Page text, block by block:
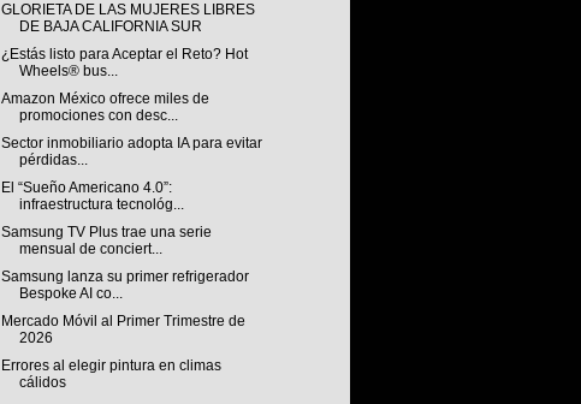
GLORIETA DE LAS MUJERES LIBRES
DE BAJA CALIFORNIA SUR
¿Estás listo para Aceptar el Reto? Hot
Wheels® bus...
Amazon México ofrece miles de
promociones con desc...
Sector inmobiliario adopta IA para evitar
pérdidas...
El “Sueño Americano 4.0”:
infraestructura tecnológ...
Samsung TV Plus trae una serie
mensual de conciert...
Samsung lanza su primer refrigerador
Bespoke AI co...
Mercado Móvil al Primer Trimestre de
2026
Errores al elegir pintura en climas
cálidos